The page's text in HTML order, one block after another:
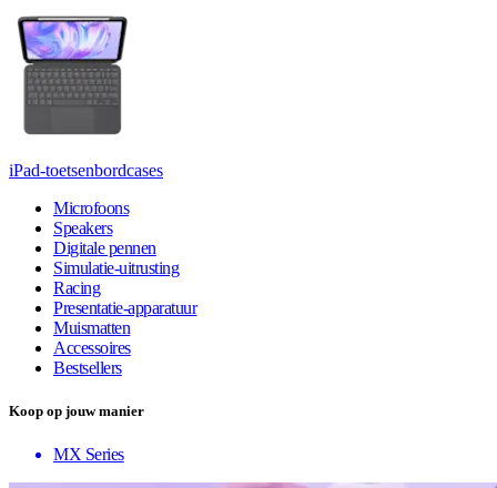
iPad-toetsenbordcases
Microfoons
Speakers
Digitale pennen
Simulatie-uitrusting
Racing
Presentatie-apparatuur
Muismatten
Accessoires
Bestsellers
Koop op jouw manier
MX Series